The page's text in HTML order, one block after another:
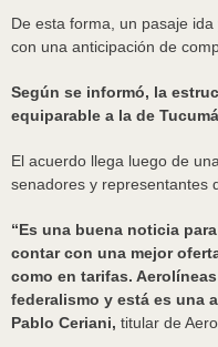
De esta forma, un pasaje
con una anticipación de
Según se informó, la
equiparable a la de
El acuerdo llega luego de
senadores y representantes
“Es una buena noticia
contar con una mejor
como en tarifas.
federalismo y está es una
Pablo Ceriani, titular de